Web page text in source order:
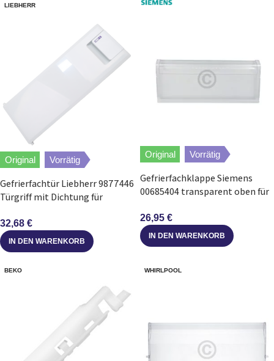
LIEBHERR
Original Vorrätig
Gefrierfachtür Liebherr 9877446
Türgriff mit Dichtung für
32,68 €
IN DEN WARENKORB
Original Vorrätig
Gefrierfachklappe Siemens
00685404 transparent oben für
26,95 €
IN DEN WARENKORB
BEKO WHIRLPOOL